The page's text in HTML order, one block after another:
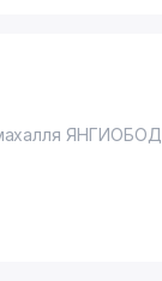
ЯНГИОБОД